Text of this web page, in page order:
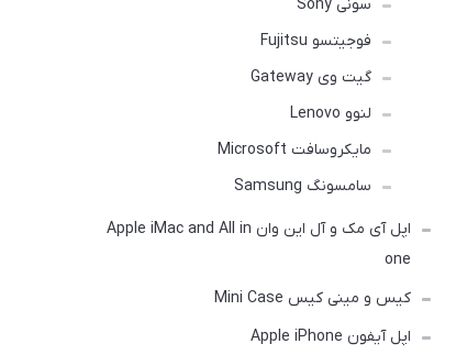
سونی Sony
فوجیتسو Fujitsu
گیت وی Gateway
لنوو Lenovo
مایکروسافت Microsoft
سامسونگ Samsung
اپل آی مک و آل این وان Apple iMac and All in
one
کیس و مینی کیس Mini Case
اپل آیفون Apple iPhone